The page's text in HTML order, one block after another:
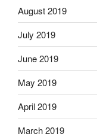
August 2019
July 2019
June 2019
May 2019
April 2019
March 2019